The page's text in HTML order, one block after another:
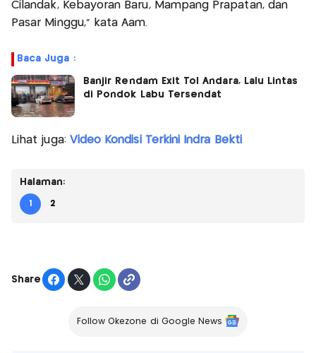
Cilandak, Kebayoran Baru, Mampang Prapatan, dan
Pasar Minggu," kata Aam.
Baca Juga :
Banjir Rendam Exit Tol Andara, Lalu Lintas
di Pondok Labu Tersendat
Lihat juga: Video Kondisi Terkini Indra Bekti
Halaman:
1 2
Share
Follow Okezone di Google News